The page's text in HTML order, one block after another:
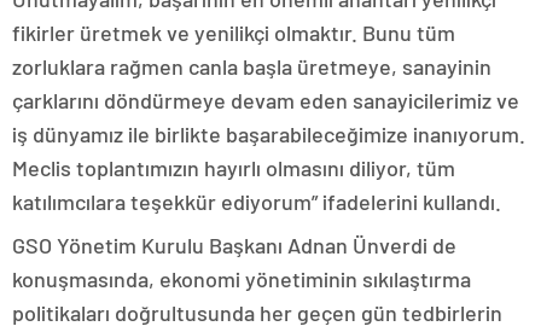
fikirler üretmek ve yenilikçi olmaktır. Bunu tüm
zorluklara rağmen canla başla üretmeye, sanayinin
çarklarını döndürmeye devam eden sanayicilerimiz ve
iş dünyamız ile birlikte başarabileceğimize inanıyorum.
Meclis toplantımızın hayırlı olmasını diliyor, tüm
katılımcılara teşekkür ediyorum” ifadelerini kullandı.
GSO Yönetim Kurulu Başkanı Adnan Ünverdi de
konuşmasında, ekonomi yönetiminin sıkılaştırma
politikaları doğrultusunda her geçen gün tedbirlerin